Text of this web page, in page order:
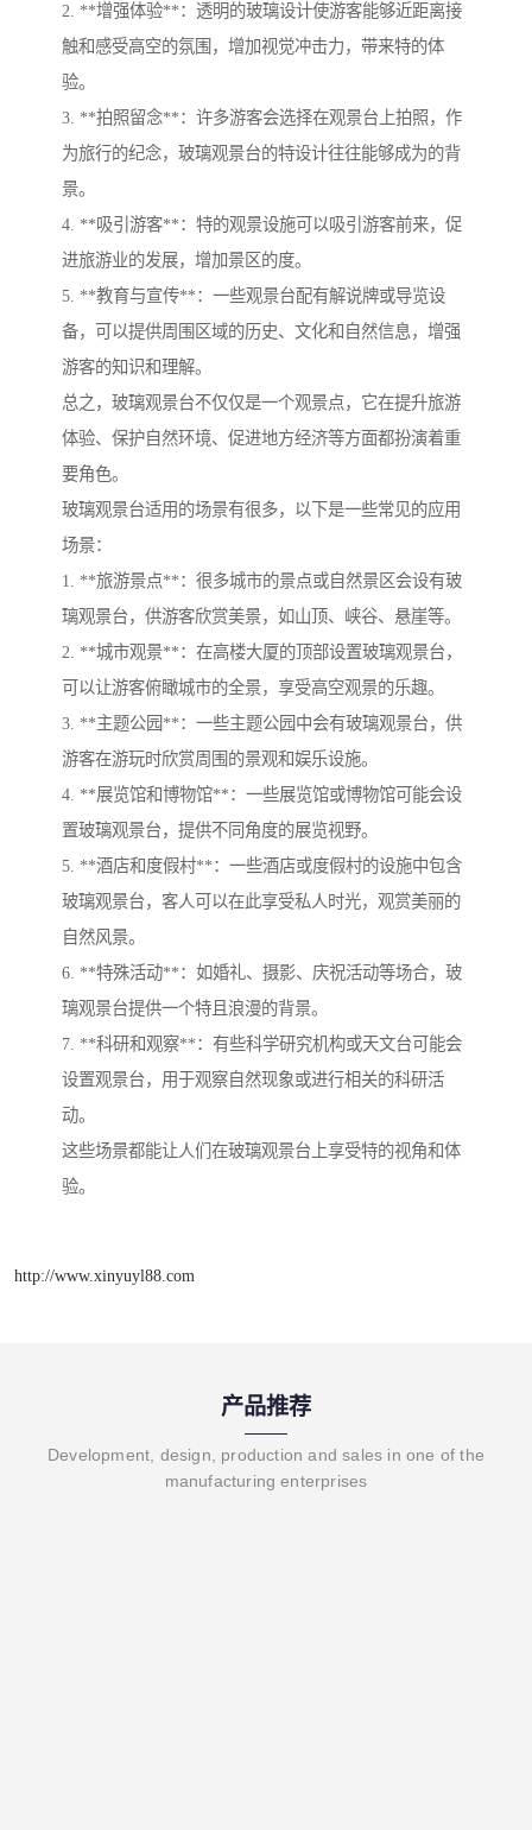
2. **增强体验**：透明的玻璃设计使游客能够近距离接
触和感受高空的氛围，增加视觉冲击力，带来特的体
验。
3. **拍照留念**：许多游客会选择在观景台上拍照，作
为旅行的纪念，玻璃观景台的特设计往往能够成为的背
景。
4. **吸引游客**：特的观景设施可以吸引游客前来，促
进旅游业的发展，增加景区的度。
5. **教育与宣传**：一些观景台配有解说牌或导览设
备，可以提供周围区域的历史、文化和自然信息，增强
游客的知识和理解。
总之，玻璃观景台不仅仅是一个观景点，它在提升旅游
体验、保护自然环境、促进地方经济等方面都扮演着重
要角色。
玻璃观景台适用的场景有很多，以下是一些常见的应用
场景：
1. **旅游景点**：很多城市的景点或自然景区会设有玻
璃观景台，供游客欣赏美景，如山顶、峡谷、悬崖等。
2. **城市观景**：在高楼大厦的顶部设置玻璃观景台，
可以让游客俯瞰城市的全景，享受高空观景的乐趣。
3. **主题公园**：一些主题公园中会有玻璃观景台，供
游客在游玩时欣赏周围的景观和娱乐设施。
4. **展览馆和博物馆**：一些展览馆或博物馆可能会设
置玻璃观景台，提供不同角度的展览视野。
5. **酒店和度假村**：一些酒店或度假村的设施中包含
玻璃观景台，客人可以在此享受私人时光，观赏美丽的
自然风景。
6. **特殊活动**：如婚礼、摄影、庆祝活动等场合，玻
璃观景台提供一个特且浪漫的背景。
7. **科研和观察**：有些科学研究机构或天文台可能会
设置观景台，用于观察自然现象或进行相关的科研活
动。
这些场景都能让人们在玻璃观景台上享受特的视角和体
验。
http://www.xinyuyl88.com
产品推荐
Development, design, production and sales in one of the
manufacturing enterprises